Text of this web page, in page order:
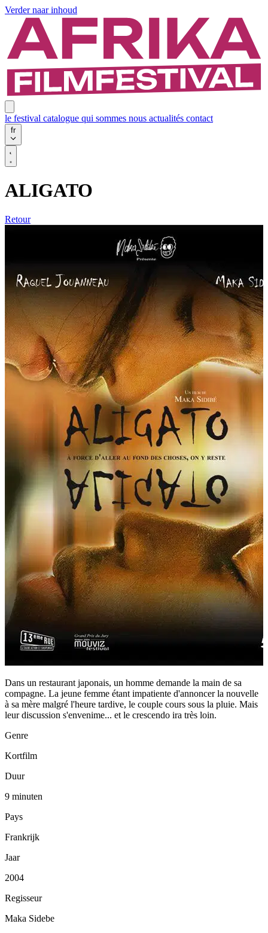
Verder naar inhoud
le festival catalogue qui sommes nous actualités contact
fr
ALIGATO
Retour
Dans un restaurant japonais, un homme demande la main de sa
compagne. La jeune femme étant impatiente d'annoncer la nouvelle
à sa mère malgré l'heure tardive, le couple cours sous la pluie. Mais
leur discussion s'envenime... et le crescendo ira très loin.
Genre
Kortfilm
Duur
9 minuten
Pays
Frankrijk
Jaar
2004
Regisseur
Maka Sidebe